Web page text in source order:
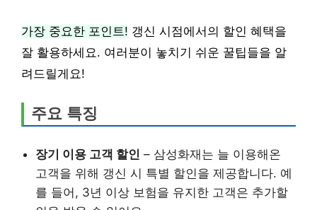
가장 중요한 포인트! 갱신 시점에서의 할인 혜택을
잘 활용하세요. 여러분이 놓치기 쉬운 꿀팁들을 알
려드릴게요!
주요 특징
장기 이용 고객 할인 – 삼성화재는 늘 이용해온
고객을 위해 갱신 시 특별 할인을 제공합니다. 예
를 들어, 3년 이상 보험을 유지한 고객은 추가할